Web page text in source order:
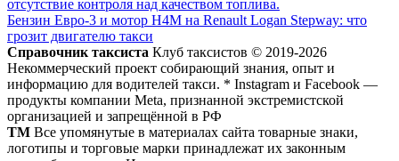
отсутствие контроля над качеством топлива.
Бензин Евро-3 и мотор H4M на Renault Logan Stepway: что
грозит двигателю такси
Справочник таксиста Клуб таксистов © 2019-2026
Некоммерческий проект собирающий знания, опыт и
информацию для водителей такси. * Instagram и Facebook —
продукты компании Meta, признанной экстремистской
организацией и запрещённой в РФ
ТМ Все упомянутые в материалах сайта товарные знаки,
логотипы и торговые марки принадлежат их законным